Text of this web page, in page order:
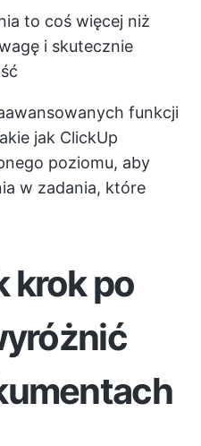
to coś więcej niż
i skutecznie
funkcji
jak ClickUp
poziomu, aby
w zadania, które
krok po